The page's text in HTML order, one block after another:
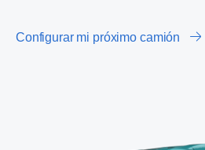
Configurar mi próximo camión